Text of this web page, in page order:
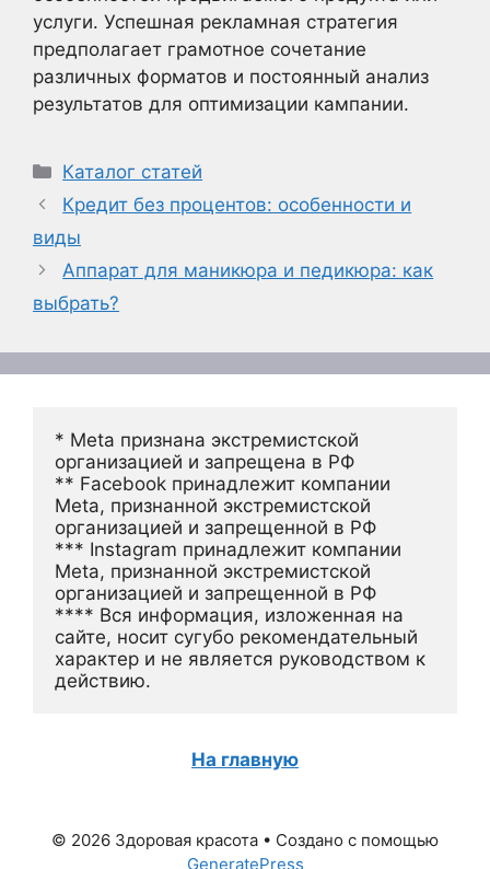
услуги. Успешная рекламная стратегия
предполагает грамотное сочетание
различных форматов и постоянный анализ
результатов для оптимизации кампании.
Рубрики
Каталог статей
Кредит без процентов: особенности и
виды
Аппарат для маникюра и педикюра: как
выбрать?
* Meta признана экстремистской
организацией и запрещена в РФ
** Facebook принадлежит компании
Meta, признанной экстремистской
организацией и запрещенной в РФ
*** Instagram принадлежит компании
Meta, признанной экстремистской
организацией и запрещенной в РФ
**** Вся информация, изложенная на
сайте, носит сугубо рекомендательный
характер и не является руководством к
действию.
На главную
© 2026 Здоровая красота • Создано с помощью
GeneratePress